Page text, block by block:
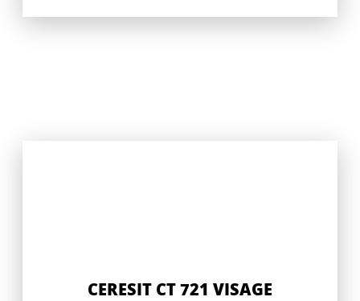
CERESIT CT 721 VISAGE